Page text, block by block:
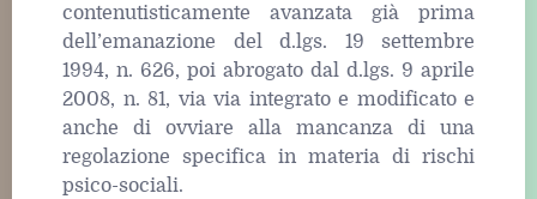
contenutisticamente avanzata già prima
dell’emanazione del d.lgs. 19 settembre
1994, n. 626, poi abrogato dal d.lgs. 9 aprile
2008, n. 81, via via integrato e modificato e
anche di ovviare alla mancanza di una
regolazione specifica in materia di rischi
psico-sociali.